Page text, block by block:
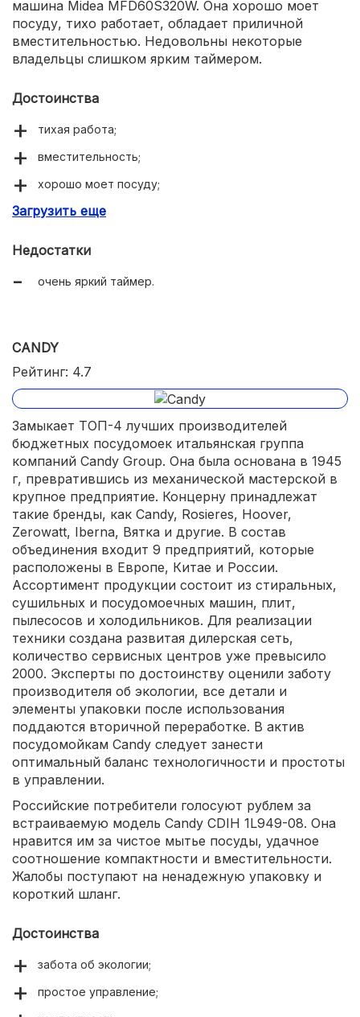
машина Midea MFD60S320W. Она хорошо моет
посуду, тихо работает, обладает приличной
вместительностью. Недовольны некоторые
владельцы слишком ярким таймером.
Достоинства
тихая работа;
вместительность;
хорошо моет посуду;
доступная цена.
Загрузить еще
Недостатки
очень яркий таймер.
CANDY
Рейтинг: 4.7
Замыкает ТОП-4 лучших производителей
бюджетных посудомоек итальянская группа
компаний Candy Group. Она была основана в 1945
г, превратившись из механической мастерской в
крупное предприятие. Концерну принадлежат
такие бренды, как Candy, Rosieres, Hoover,
Zerowatt, Iberna, Вятка и другие. В состав
объединения входит 9 предприятий, которые
расположены в Европе, Китае и России.
Ассортимент продукции состоит из стиральных,
сушильных и посудомоечных машин, плит,
пылесосов и холодильников. Для реализации
техники создана развитая дилерская сеть,
количество сервисных центров уже превысило
2000. Эксперты по достоинству оценили заботу
производителя об экологии, все детали и
элементы упаковки после использования
поддаются вторичной переработке. В актив
посудомойкам Candy следует занести
оптимальный баланс технологичности и простоты
в управлении.
Российские потребители голосуют рублем за
встраиваемую модель Candy CDIH 1L949-08. Она
нравится им за чистое мытье посуды, удачное
соотношение компактности и вместительности.
Жалобы поступают на ненадежную упаковку и
короткий шланг.
Достоинства
забота об экологии;
простое управление;